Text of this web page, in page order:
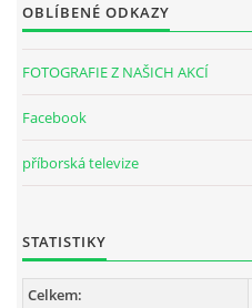
OBLÍBENÉ ODKAZY
FOTOGRAFIE Z NAŠICH AKCÍ
Facebook
příborská televize
STATISTIKY
Celkem: